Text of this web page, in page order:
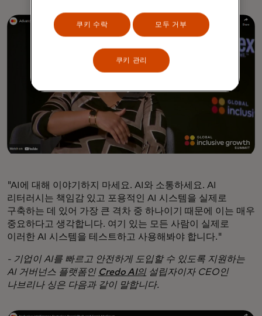
"AI에 대해 이야기하지 마세요. AI와 소통하세요. AI
리터러시는 책임감 있고 포용적인 AI 시스템을 실제로
구축하는 데 있어 가장 큰 격차 중 하나이기 때문에 이는 매우
중요하다고 생각합니다. 여기 있는 모든 사람이 실제로
이러한 AI 시스템을 테스트하고 사용해봐야 합니다."
- 기업이 AI를 빠르고 안전하게 도입할 수 있도록 지원하는
AI 거버넌스 플랫폼인 Credo AI의 설립자이자 CEO인
나브리나 싱은 다음과 같이 말합니다.
쿠키 수락 모두 거부
쿠키 관리